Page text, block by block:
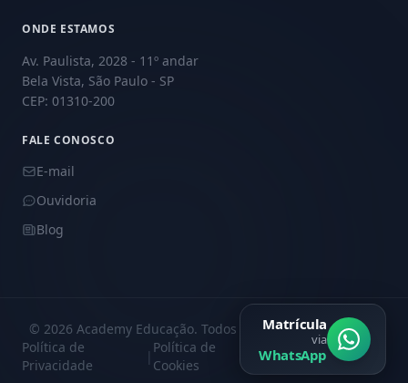
ONDE ESTAMOS
Av. Paulista, 2028 - 11º andar
Bela Vista, São Paulo - SP
CEP: 01310-200
FALE CONOSCO
E-mail
Ouvidoria
Blog
© 2026 Academy Educação. Todos os direitos reservados.
Política de
Privacidade
|
Política de
Cookies
|
Central de
Privacidade
Matrícula
via
WhatsApp